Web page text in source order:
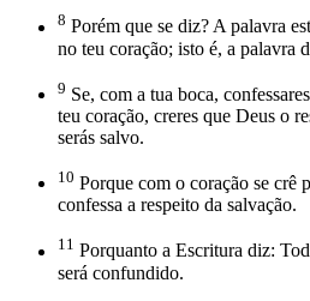
8 Porém que se diz? A palavra
no teu coração; isto é, a palavra
9 Se, com a tua boca,
teu coração, creres que Deus o
serás salvo.
10 Porque com o coração se crê
confessa a respeito da salvação.
11 Porquanto a Escritura diz:
será confundido.